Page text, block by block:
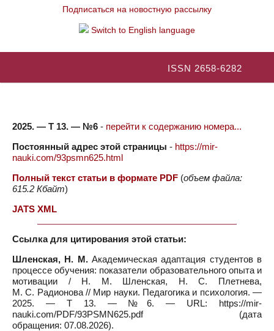
Подписаться на новостную рассылку
Switch to English language
ISSN 2658-6282
2025. — Т 13. — №6 - перейти к содержанию номера...
Постоянный адрес этой страницы - https://mir-
nauki.com/93psmn625.html
Полный текст статьи в формате PDF (объем файла:
615.2 Кбайт)
JATS XML
Ссылка для цитирования этой статьи:
Шленская, Н. М.Академическая адаптация студентов в
процессе обучения: показатели образовательного опыта и
мотивации / Н. М. Шленская, Н. С. Плетнева,
М. С. Радионова // Мир науки. Педагогика и психология. —
2025. — Т 13. — №6. — URL: https://mir-
nauki.com/PDF/93PSMN625.pdf (дата
обращения: 07.08.2026).